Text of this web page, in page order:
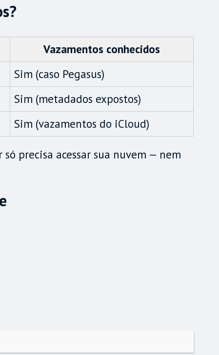
Vazamentos conhecidos
Sim (caso Pegasus)
Sim (metadados expostos)
Sim (vazamentos do iCloud)
precisa acessar sua nuvem — nem